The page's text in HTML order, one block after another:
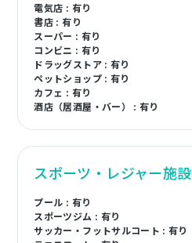
電気店 : 有り
書店 : 有り
スーパー : 有り
コンビニ : 有り
ドラッグストア : 有り
ペットショップ : 有り
カフェ : 有り
酒店（居酒屋・バー） : 有り
スポーツ・レジャー施設
プール : 有り
スポーツジム : 有り
サッカー・フットサルコート : 有り